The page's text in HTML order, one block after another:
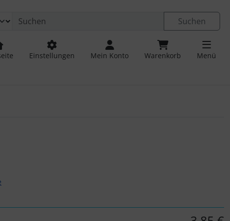
Suchen
Einstellungen Mein Konto Warenkorb Menü
navigieren. Zum Vergrößern klicken Sie auf das Bild.